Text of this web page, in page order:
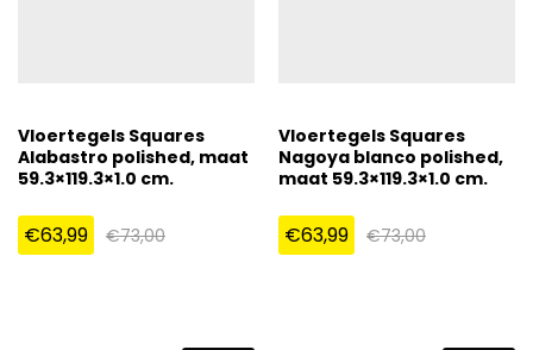
Vloertegels Squares
Alabastro polished, maat
59.3×119.3×1.0 cm.
€63,99 €73,00
Vloertegels Squares
Nagoya blanco polished,
maat 59.3×119.3×1.0 cm.
€63,99 €73,00